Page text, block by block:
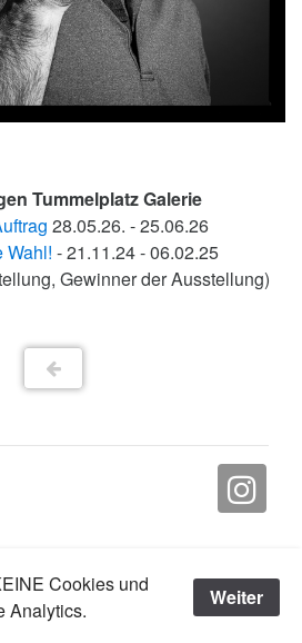
Tummelplatz Galerie
28.05.26. - 25.06.26
Wahl! - 21.11.24 - 06.02.25
Gewinner der Ausstellung)
Cookies und
Analytics.
Weiter